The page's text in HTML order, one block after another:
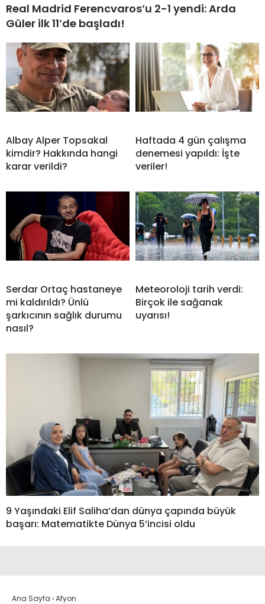
Real Madrid Ferencvaros’u 2-1 yendi: Arda
Güler ilk 11’de başladı!
Albay Alper Topsakal
kimdir? Hakkında hangi
karar verildi?
Haftada 4 gün çalışma
denemesi yapıldı: İşte
veriler!
Serdar Ortaç hastaneye
mi kaldırıldı? Ünlü
şarkıcının sağlık durumu
nasıl?
Meteoroloji tarih verdi:
Birçok ile sağanak
uyarısı!
9 Yaşındaki Elif Saliha’dan dünya çapında büyük
başarı: Matematikte Dünya 5’incisi oldu
Ana Sayfa ›Afyon